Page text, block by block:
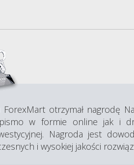
ForexMart otrzymał nagrodę
w formie online jak i
Nagroda jest
i wysokiej jakości